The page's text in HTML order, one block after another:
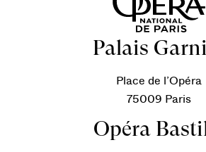
Palais
Place de l’Opéra
75009 Paris
Opéra